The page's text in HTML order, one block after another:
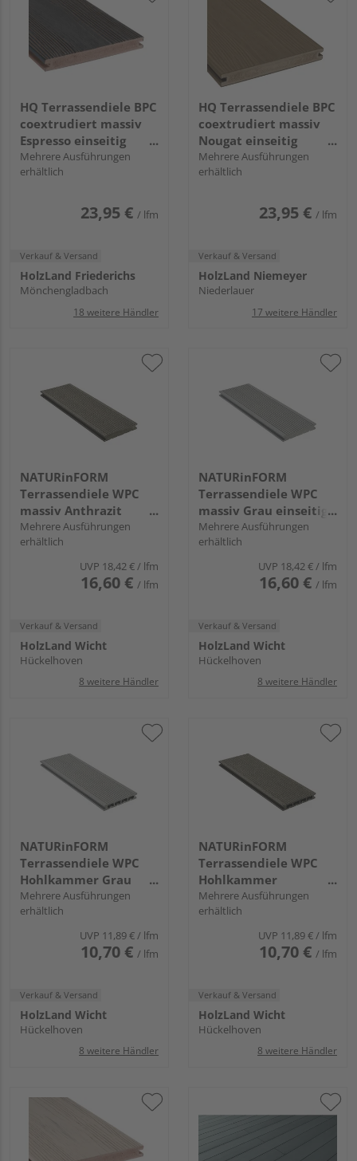
HQ Terrassendiele BPC
coextrudiert massiv
Espresso einseitig
Holzstruktur,
längsseitige Nut, Tura -
Mehrere Ausführungen
erhältlich
23,95 € / lfm
Verkauf & Versand
HolzLand Friederichs
Mönchengladbach
18 weitere Händler
HQ Terrassendiele BPC
coextrudiert massiv
Nougat einseitig
Holzstruktur,
längsseitige Nut, Tura -
Mehrere Ausführungen
erhältlich
23,95 € / lfm
Verkauf & Versand
HolzLand Niemeyer
Niederlauer
17 weitere Händler
NATURinFORM
Terrassendiele WPC
massiv Anthrazit
einseitig genutet,
einseitig geriffelt,
Clipmontage_unterseitig
Nut, DIE KOMPAKTE -
21 x 139 mm
Mehrere Ausführungen
erhältlich
UVP 18,42 € / lfm
16,60 € / lfm
Verkauf & Versand
HolzLand Wicht
Hückelhoven
8 weitere Händler
NATURinFORM
Terrassendiele WPC
massiv Grau einseitig
genutet, einseitig
geriffelt,
Clipmontage_unterseitig
Nut, DIE KOMPAKTE -
21 x 139 mm
Mehrere Ausführungen
erhältlich
UVP 18,42 € / lfm
16,60 € / lfm
Verkauf & Versand
HolzLand Wicht
Hückelhoven
8 weitere Händler
NATURinFORM
Terrassendiele WPC
Hohlkammer Grau
einseitig genutet,
einseitig geriffelt,
längsseitige Nut, DIE
KOMPAKTE - 21 x 139
Mehrere Ausführungen
erhältlich
UVP 11,89 €/ lfm
10,70 € / lfm
Verkauf & Versand
HolzLand Wicht
Hückelhoven
8 weitere Händler
NATURinFORM
Terrassendiele WPC
Hohlkammer
Anthrazit einseitig
genutet, einseitig
geriffelt, längsseitige
Nut, DIE KOMPAKTE -
21 x 139 mm
Mehrere Ausführungen
erhältlich
UVP 11,89 €/ lfm
10,70 € / lfm
Verkauf & Versand
HolzLand Wicht
Hückelhoven
8 weitere Händler